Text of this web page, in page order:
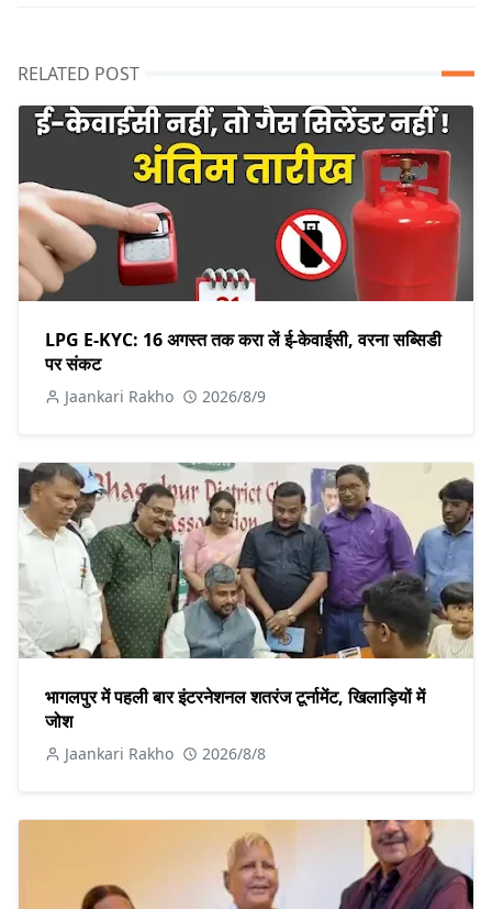
RELATED POST
LPG E-KYC: 16 अगस्त तक करा लें ई-केवाईसी, वरना सब्सिडी
पर संकट
Jaankari Rakho 2026/8/9
भागलपुर में पहली बार इंटरनेशनल शतरंज टूर्नामेंट, खिलाड़ियों में
जोश
Jaankari Rakho 2026/8/8